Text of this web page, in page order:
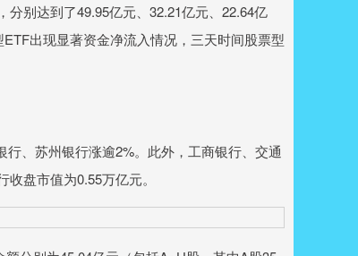
别达到了49.95亿元、32.21亿元、22.64亿
出现显著资金净流入情况，三天时间股票型
、苏州银行涨逾2%。此外，工商银行、交通
盘市值为0.55万亿元。